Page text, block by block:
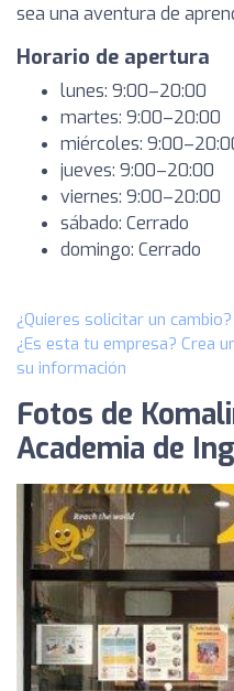
sea una aventura de
Horario de apertura
lunes: 9:00–20:00
martes: 9:00–20:00
miércoles:
jueves: 9:00–20:00
viernes: 9:00–20:00
sábado: Cerrado
domingo: Cerrado
¿Quieres solicitar un cambio?
¿Es esta tu empresa? Crea
su información
Fotos de
Academia de